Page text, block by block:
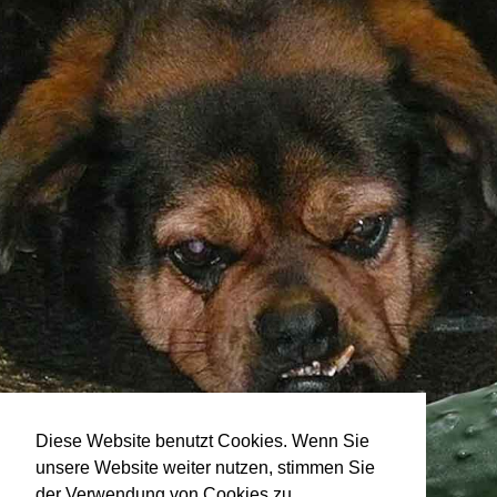
Diese Website benutzt Cookies. Wenn Sie
unsere Website weiter nutzen, stimmen Sie